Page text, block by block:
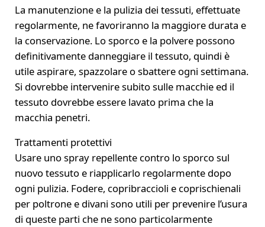
La manutenzione e la pulizia dei tessuti, effettuate
regolarmente, ne favoriranno la maggiore durata e
la conservazione. Lo sporco e la polvere possono
definitivamente danneggiare il tessuto, quindi è
utile aspirare, spazzolare o sbattere ogni settimana.
Si dovrebbe intervenire subito sulle macchie ed il
tessuto dovrebbe essere lavato prima che la
macchia penetri.
Trattamenti protettivi
Usare uno spray repellente contro lo sporco sul
nuovo tessuto e riapplicarlo regolarmente dopo
ogni pulizia. Fodere, copribraccioli e coprischienali
per poltrone e divani sono utili per prevenire l’usura
di queste parti che ne sono particolarmente